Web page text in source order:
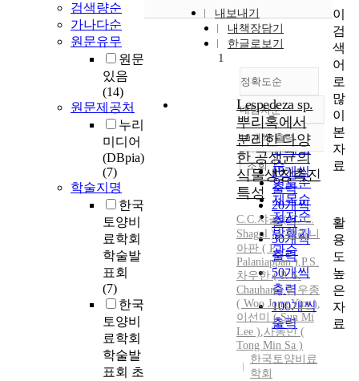
검색량순
가나다순
원문유무
원문
있음
(14)
원문제공처
누리
미디어
(DBpia)
(7)
학술지명
한국
토양비
료학회
학술발
표회
(7)
한국
토양비
료학회
학술발
표회 초
내보내기
내책장담기
한글로보기
정확도순
정확도
순
인기도
순
연도순
제목순
저자순
발행기
관순
내림차순
내림차순
10개씩 출력
10개씩
출력
20개씩
출력
30개씩
출력
50개씩
출력
100개씩
출력
조회
1
Lespedeza sp.
뿌리혹에서
분리한 다양
한 공생균의
식물생장촉진
특성
C.C.샤골(C. C.
Shagol ),P.팔라니
아판 ( P.
Palaniappan ),P.S.
차우한 ( P. S.
Chauhan ),임우종
( Woo Jong Yim ),
이선미 ( Sun Mi
Lee ),사동민 (
Tong Min Sa )
한국토양비료
학회
이
검
색
어
로
많
이
본
자
료
활
용
도
높
은
자
료